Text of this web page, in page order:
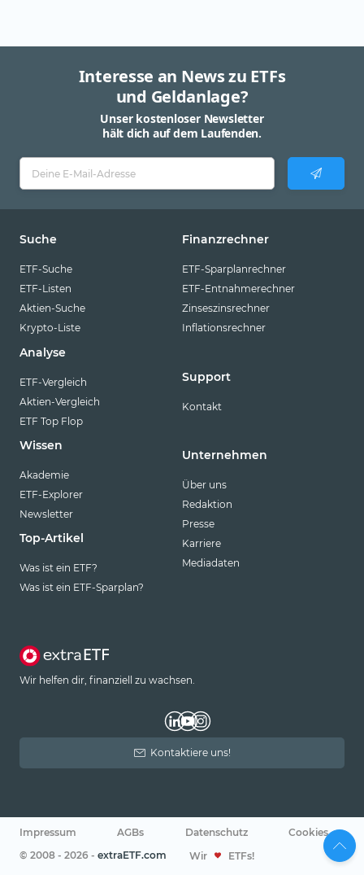
Interesse an News zu ETFs
und Geldanlage?
Unser kostenloser Newsletter
hält dich auf dem Laufenden.
Suche
ETF-Suche
ETF-Listen
Aktien-Suche
Krypto-Liste
Analyse
ETF-Vergleich
Aktien-Vergleich
ETF Top Flop
Wissen
Akademie
ETF-Explorer
Newsletter
Top-Artikel
Was ist ein ETF?
Was ist ein ETF-Sparplan?
Finanzrechner
ETF-Sparplanrechner
ETF-Entnahmerechner
Zinseszinsrechner
Inflationsrechner
Support
Kontakt
Unternehmen
Über uns
Redaktion
Presse
Karriere
Mediadaten
Wir helfen dir, finanziell zu wachsen.
Kontaktiere uns!
Impressum AGBs Datenschutz
Cookies
© 2008 - 2026 - extraETF.com Wir ETFs!